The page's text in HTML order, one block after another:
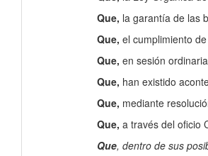
Que, la garantía de las
Que, el cumplimiento
Que, en sesión
Que, han existido
Que, mediante
Que, a través del oficio
Que, dentro de sus